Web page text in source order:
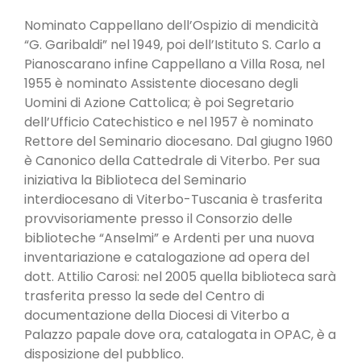
Nominato Cappellano dell’Ospizio di mendicità
“G. Garibaldi” nel 1949, poi dell’Istituto S. Carlo a
Pianoscarano infine Cappellano a Villa Rosa, nel
1955 è nominato Assistente diocesano degli
Uomini di Azione Cattolica; è poi Segretario
dell’Ufficio Catechistico e nel 1957 è nominato
Rettore del Seminario diocesano. Dal giugno 1960
è Canonico della Cattedrale di Viterbo. Per sua
iniziativa la Biblioteca del Seminario
interdiocesano di Viterbo-Tuscania è trasferita
provvisoriamente presso il Consorzio delle
biblioteche “Anselmi” e Ardenti per una nuova
inventariazione e catalogazione ad opera del
dott. Attilio Carosi: nel 2005 quella biblioteca sarà
trasferita presso la sede del Centro di
documentazione della Diocesi di Viterbo a
Palazzo papale dove ora, catalogata in OPAC, è a
disposizione del pubblico.